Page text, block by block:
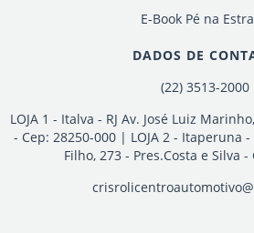
E-Book Pé na
DADOS DE
(22) 3513-2000
LOJA 1 - Italva - RJ Av. José Luiz
- Cep: 28250-000 | LOJA 2 - Itaperuna -
Filho, 273 - Pres.Costa e Silva -